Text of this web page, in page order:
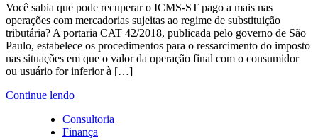
Você sabia que pode recuperar o ICMS-ST pago a mais nas
operações com mercadorias sujeitas ao regime de substituição
tributária? A portaria CAT 42/2018, publicada pelo governo de São
Paulo, estabelece os procedimentos para o ressarcimento do imposto
nas situações em que o valor da operação final com o consumidor
ou usuário for inferior à […]
Continue lendo
Consultoria
Finança